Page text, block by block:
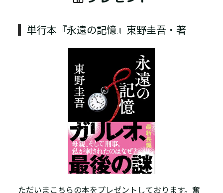
単行本『永遠の記憶』東野圭吾・著
ただいまこちらの本をプレゼントしております。奮